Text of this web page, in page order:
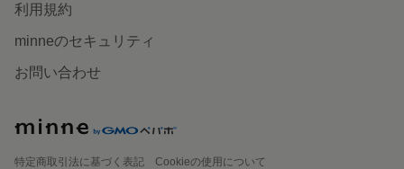
利用規約
minneのセキュリティ
お問い合わせ
特定商取引法に基づく表記
Cookieの使用について